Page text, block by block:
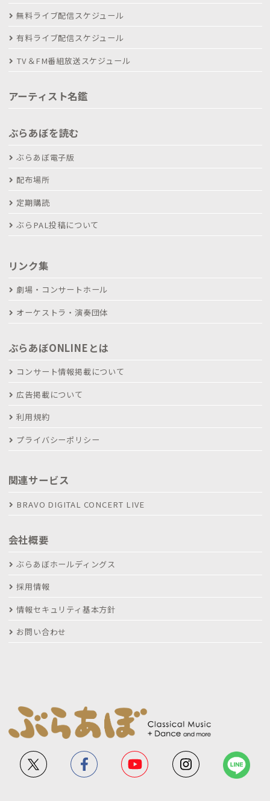
無料ライブ配信スケジュール
有料ライブ配信スケジュール
TV＆FM番組放送スケジュール
アーティスト名鑑
ぶらあぼを読む
ぶらあぼ電子版
配布場所
定期購読
ぶらPAL投稿について
リンク集
劇場・コンサートホール
オーケストラ・演奏団体
ぶらあぼONLINEとは
コンサート情報掲載について
広告掲載について
利用規約
プライバシーポリシー
関連サービス
BRAVO DIGITAL CONCERT LIVE
会社概要
ぶらあぼホールディングス
採用情報
情報セキュリティ基本方針
お問い合わせ